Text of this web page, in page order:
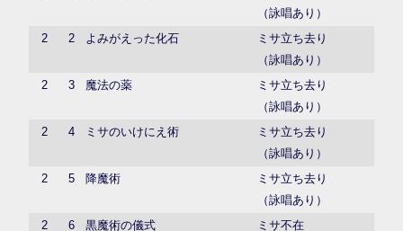
（詠唱あり）
2
2 よみがえった化石
ミサ立ち去り
（詠唱あり）
2
3 魔法の薬
ミサ立ち去り
（詠唱あり）
2
4 ミサのいけにえ術
ミサ立ち去り
（詠唱あり）
2
5 降魔術
ミサ立ち去り
（詠唱あり）
2
6 黒魔術の儀式 ミサ不在